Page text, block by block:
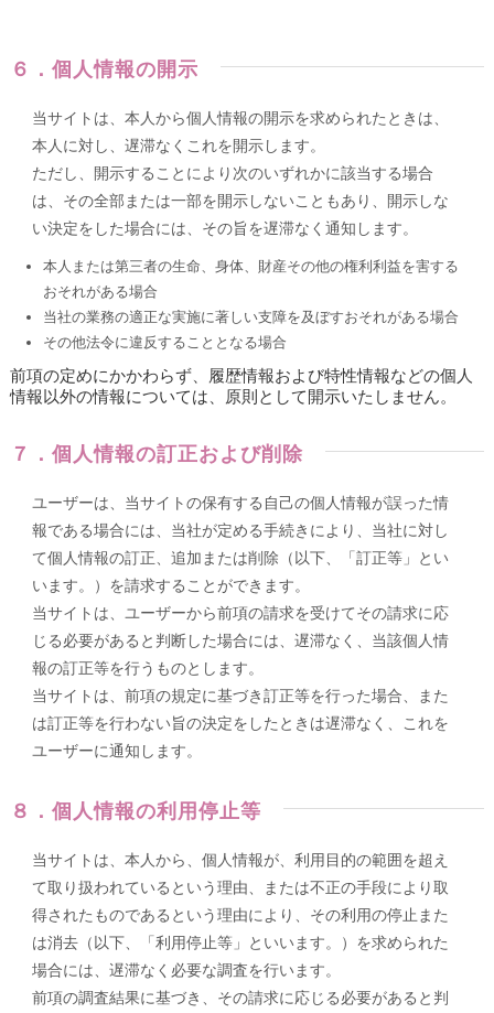
６．個人情報の開示
当サイトは、本人から個人情報の開示を求められたときは、
本人に対し、遅滞なくこれを開示します。
ただし、開示することにより次のいずれかに該当する場合
は、その全部または一部を開示しないこともあり、開示しな
い決定をした場合には、その旨を遅滞なく通知します。
本人または第三者の生命、身体、財産その他の権利利益を害する
おそれがある場合
当社の業務の適正な実施に著しい支障を及ぼすおそれがある場合
その他法令に違反することとなる場合
前項の定めにかかわらず、履歴情報および特性情報などの個人
情報以外の情報については、原則として開示いたしません。
７．個人情報の訂正および削除
ユーザーは、当サイトの保有する自己の個人情報が誤った情
報である場合には、当社が定める手続きにより、当社に対し
て個人情報の訂正、追加または削除（以下、「訂正等」とい
います。）を請求することができます。
当サイトは、ユーザーから前項の請求を受けてその請求に応
じる必要があると判断した場合には、遅滞なく、当該個人情
報の訂正等を行うものとします。
当サイトは、前項の規定に基づき訂正等を行った場合、また
は訂正等を行わない旨の決定をしたときは遅滞なく、これを
ユーザーに通知します。
８．個人情報の利用停止等
当サイトは、本人から、個人情報が、利用目的の範囲を超え
て取り扱われているという理由、または不正の手段により取
得されたものであるという理由により、その利用の停止また
は消去（以下、「利用停止等」といいます。）を求められた
場合には、遅滞なく必要な調査を行います。
前項の調査結果に基づき、その請求に応じる必要があると判